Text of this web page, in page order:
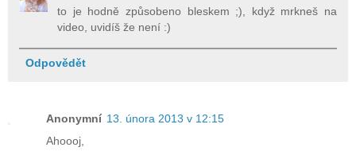
to je hodně způsobeno bleskem ;), když mrkneš na
video, uvidíš že není :)
Odpovědět
Anonymní 13. února 2013 v 12:15
Ahoooj,